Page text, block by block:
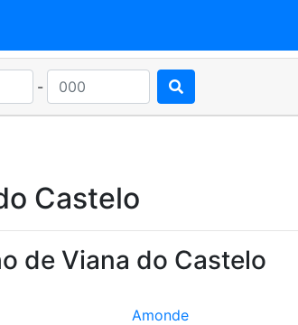
-
Castelo
de Viana do Castelo
Amonde